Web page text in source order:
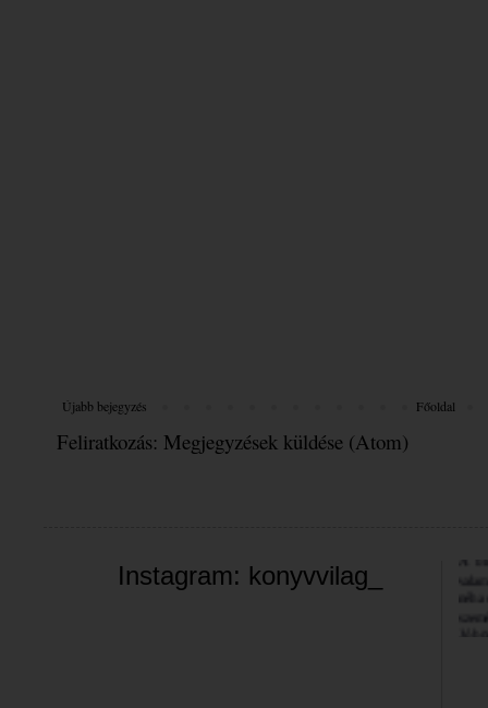
Újabb bejegyzés Főoldal
Feliratkozás: Megjegyzések küldése (Atom)
Instagram: konyvvilag_
Jó